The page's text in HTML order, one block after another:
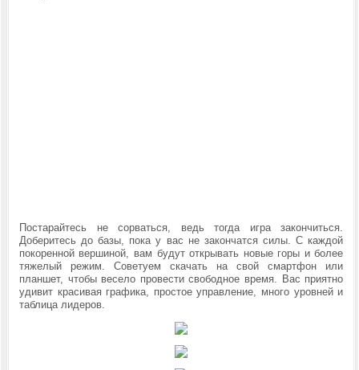
Постарайтесь не сорваться, ведь тогда игра закончиться.
Доберитесь до базы, пока у вас не закончатся силы. С каждой
покоренной вершиной, вам будут открывать новые горы и более
тяжелый режим. Советуем скачать на свой смартфон или
планшет, чтобы весело провести свободное время. Вас приятно
удивит красивая графика, простое управление, много уровней и
таблица лидеров.